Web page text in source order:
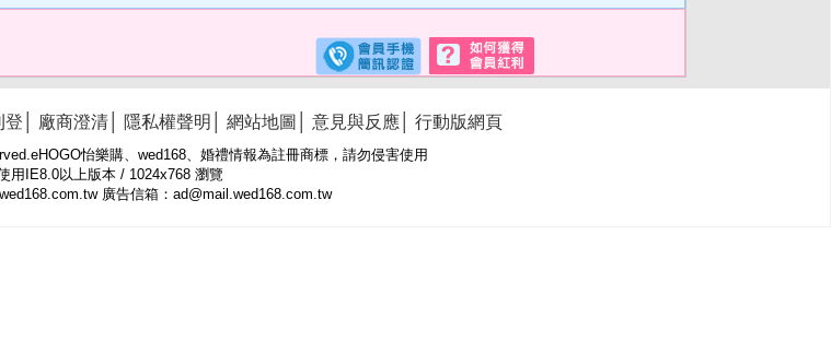
登 廠商澄清 隱私權聲明 網站地圖 意見與反應 行動版網頁
怡樂購、wed168、婚禮情報為註冊商標，請勿侵害使用
用IE8.0以上版本 / 1024x768 瀏覽
廣告信箱：ad@mail.wed168.com.tw